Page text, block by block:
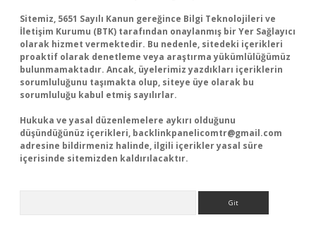
Sitemiz, 5651 Sayılı Kanun gereğince Bilgi Teknolojileri ve
İletişim Kurumu (BTK) tarafından onaylanmış bir Yer Sağlayıcı
olarak hizmet vermektedir. Bu nedenle, sitedeki içerikleri
proaktif olarak denetleme veya araştırma yükümlülüğümüz
bulunmamaktadır. Ancak, üyelerimiz yazdıkları içeriklerin
sorumluluğunu taşımakta olup, siteye üye olarak bu
sorumluluğu kabul etmiş sayılırlar.
Hukuka ve yasal düzenlemelere aykırı olduğunu
düşündüğünüz içerikleri, backlinkpanelicomtr@gmail.com
adresine bildirmeniz halinde, ilgili içerikler yasal süre
içerisinde sitemizden kaldırılacaktır.